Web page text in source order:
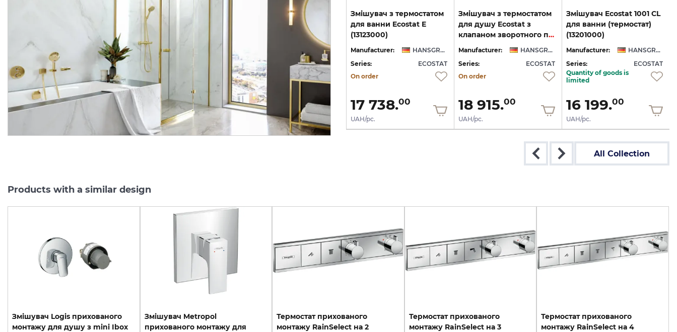
Highﬂow (15756000)
Manufacturer:
HANSGROHE
ECOSTAT
Quantity of goods is
limited
30 413.00
Термостат прихованого
монтажу Ecostat Square,
Manufacturer:
Series:
On order
52 228.00
UAH/pc.
Термостат прихованого
монтажу Ecostat Square,
Series:
ECOSTAT
On order
52 228.
UAH/pc.
Змішувач з термостатом
для ванни Ecostat E
(13123000)
Manufacturer:
HANSGROHE
Series:
ECOSTAT
On order
17 738.00
UAH/pc.
Змішувач з термостатом
для душу Ecostat з
клапаном зворотного потоку води (13116000)
Manufacturer:
HANSGROHE
Series:
ECOSTAT
On order
18 915.00
UAH/pc.
Змішувач Ecostat 1001 CL
для ванни (термостат)
(13201000)
Manufacturer:
HANSGROHE
Series:
ECOSTAT
Quantity of goods is
limited
16 199.00
UAH/pc.
All Collection
Products with a similar design
Змішувач Logis прихованого
монтажу для душу з mini Ibox
Змішувач Metropol
прихованого монтажу для
Термостат прихованого
монтажу RainSelect на 2
Термостат прихованого
монтажу RainSelect на 3
Термостат прихованого
монтажу RainSelect на 4